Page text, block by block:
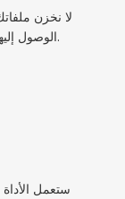
الوصول.
ستعمل